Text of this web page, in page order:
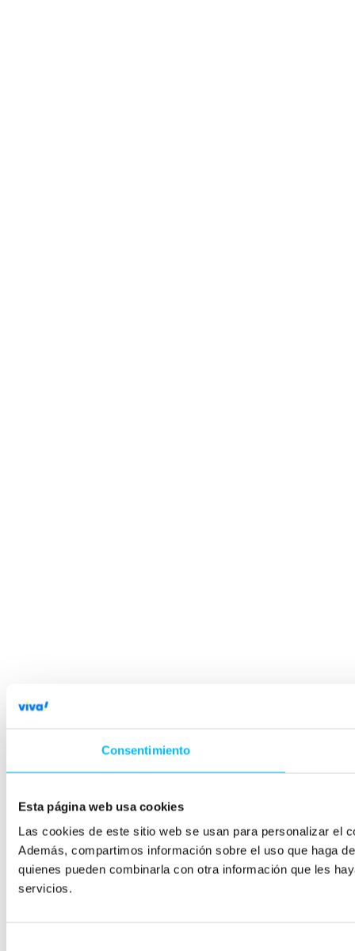
Consentimiento
Esta página web usa cookies
Las cookies de este sitio web se usan para personalizar el
Además, compartimos información sobre el uso que haga
quienes pueden combinarla con otra información que les
servicios.